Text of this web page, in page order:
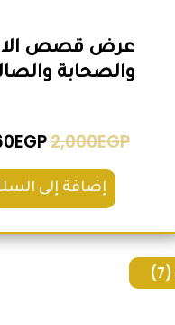
عرض قصص
والصحابة
2,000EGP
EGP
إضافة إلى
(7)